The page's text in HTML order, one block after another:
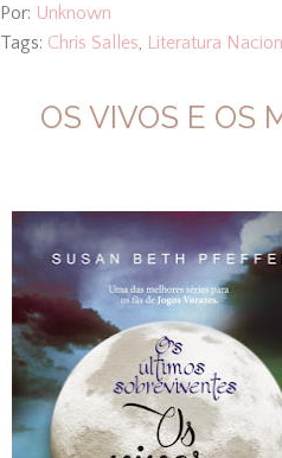
Por: Unknown
Tags: Chris Salles Literatura
OS VIVOS E OS